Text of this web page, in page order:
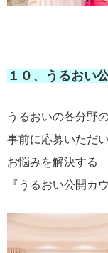
１０、うるおい
うるおいの各分野
事前に応募いただ
お悩みを解決する
『うるおい公開カ